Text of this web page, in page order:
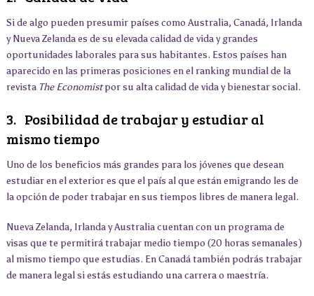
Si de algo pueden presumir países como Australia, Canadá, Irlanda
y Nueva Zelanda es de su elevada calidad de vida y grandes
oportunidades laborales para sus habitantes. Estos países han
aparecido en las primeras posiciones en el ranking mundial de la
revista The Economistpor su alta calidad de vida y bienestar social.
3. Posibilidad de trabajar y estudiar al
mismo tiempo
Uno de los beneficios más grandes para los jóvenes que desean
estudiar en el exterior es que el país al que están emigrando les de
la opción de poder trabajar en sus tiempos libres de manera legal.
Nueva Zelanda, Irlanda y Australia cuentan con un programa de
visas que te permitirá trabajar medio tiempo (20 horas semanales)
al mismo tiempo que estudias. En Canadá también podrás trabajar
de manera legal si estás estudiando una carrera o maestría.